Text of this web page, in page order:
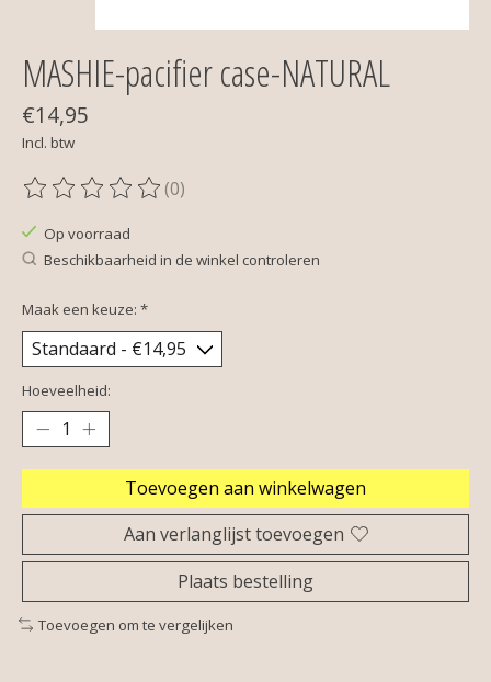
MASHIE-pacifier case-NATURAL
€14,95
Incl. btw
De beoordeling van dit product is
(0)
Op voorraad
Beschikbaarheid in de winkel controleren
Maak een keuze: *
Hoeveelheid:
Toevoegen aan winkelwagen
Aan verlanglijst toevoegen
Plaats bestelling
Toevoegen om te vergelijken